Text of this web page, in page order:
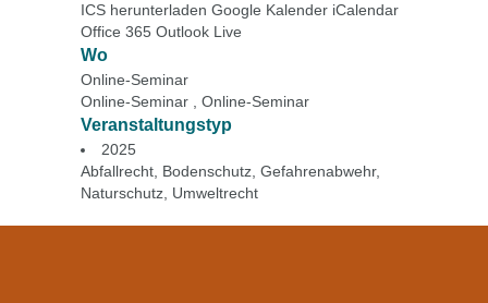
ICS herunterladen Google Kalender iCalendar
Office 365 Outlook Live
Wo
Online-Seminar
Online-Seminar , Online-Seminar
Veranstaltungstyp
2025
Abfallrecht Bodenschutz Gefahrenabwehr,
Naturschutz Umweltrecht